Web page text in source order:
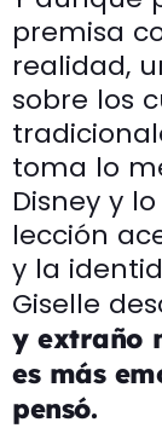
premisa
realidad,
sobre los
toma lo
Disney y
lección
y la
Giselle
y extraño
es más
pensó.